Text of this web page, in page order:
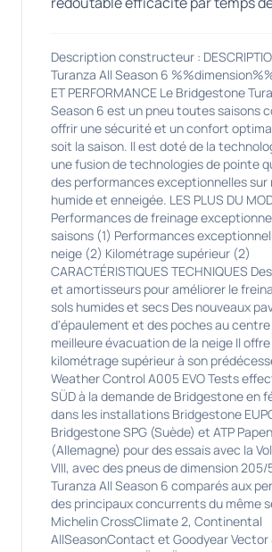
Description constructeur :
Turanza All Season 6
ET PERFORMANCE Le Bridgestone
Season 6 est un pneu toutes saisons
offrir une sécurité et un confort
soit la saison. Il est doté de la
une fusion de technologies de pointe
des performances exceptionnelles sur
humide et enneigée. LES PLUS DU
Performances de freinage
saisons (1) Performances
neige (2) Kilométrage supérieur (2)
CARACTÉRISTIQUES TECHNIQUES
et amortisseurs pour améliorer le
sols humides et secs Des nouveaux
d'épaulement et des poches au
meilleure évacuation de la neige Il
kilométrage supérieur à son
Weather Control A005 EVO Tests
SÜD à la demande de Bridgestone en
dans les installations Bridgestone
Bridgestone SPG (Suède) et ATP
(Allemagne) pour des essais avec la
VIII, avec des pneus de dimension 205/
Turanza All Season 6 comparés aux
des principaux concurrents du même
Michelin CrossClimate 2, Continental
AllSeasonContact et Goodyear Vector